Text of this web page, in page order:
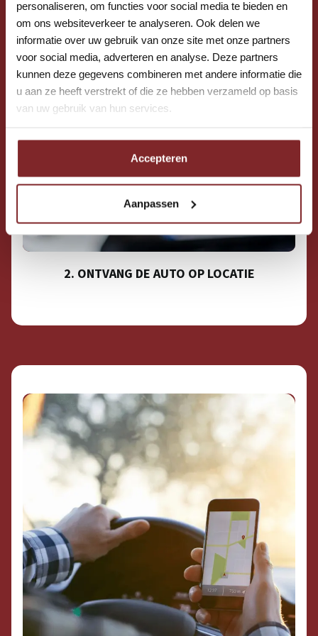
personaliseren, om functies voor social media te bieden en
om ons websiteverkeer te analyseren. Ook delen we
informatie over uw gebruik van onze site met onze partners
voor social media, adverteren en analyse. Deze partners
kunnen deze gegevens combineren met andere informatie die
u aan ze heeft verstrekt of die ze hebben verzameld op basis
van uw gebruik van hun services.
Accepteren
Aanpassen
2. ONTVANG DE AUTO OP LOCATIE